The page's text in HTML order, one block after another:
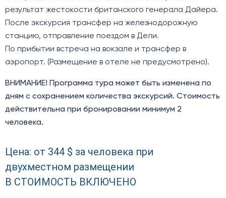
результат жестокости британского генерала Дайера.
После экскурсия трансфер на железнодорожную
станцию, отправление поездом в Дели.
По прибытии встреча на вокзале и трансфер в
аэропорт. (Размещение в отеле не предусмотрено).
ВНИМАНИЕ! Программа тура может быть изменена по
дням с сохранением количества экскурсий. Стоимость
действительна при бронировании минимум 2
человека.
Цена: от 344 $ за человека при
двухместном размещении
В СТОИМОСТЬ ВКЛЮЧЕНО